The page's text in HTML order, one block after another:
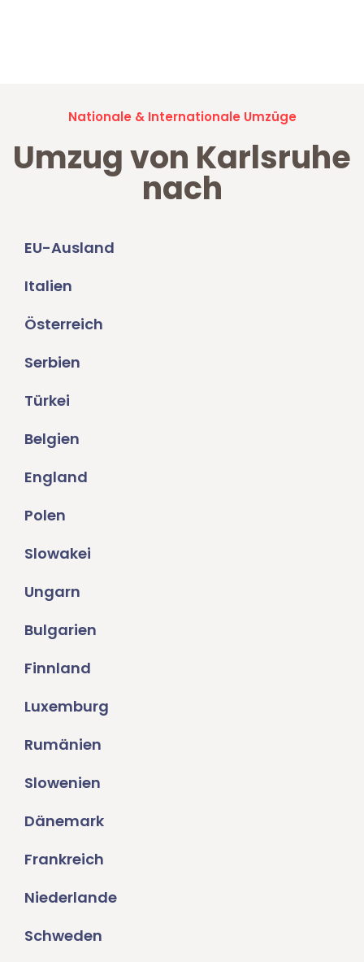
Nationale & Internationale Umzüge
Umzug von Karlsruhe
nach
EU-Ausland
Italien
Österreich
Serbien
Türkei
Belgien
England
Polen
Slowakei
Ungarn
Bulgarien
Finnland
Luxemburg
Rumänien
Slowenien
Dänemark
Frankreich
Niederlande
Schweden